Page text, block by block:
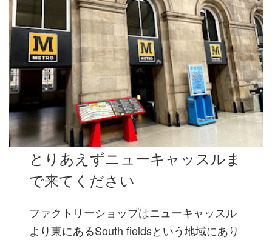
とりあえずニューキャッスルま
で来てください
ファクトリーショップはニューキャッスル
より東にあるSouth fieldsという地域にあり